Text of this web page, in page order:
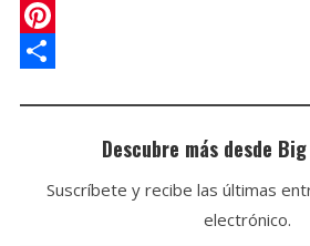
s
A
k
e
a
a
c
T
w
P
Descubre más desde
Suscríbete y recibe las últimas
electrónico.